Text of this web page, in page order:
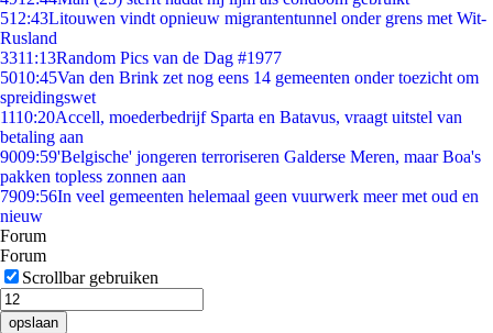
512:43Litouwen vindt opnieuw migrantentunnel onder grens met Wit-
Rusland
3311:13Random Pics van de Dag #1977
5010:45Van den Brink zet nog eens 14 gemeenten onder toezicht om
spreidingswet
1110:20Accell, moederbedrijf Sparta en Batavus, vraagt uitstel van
betaling aan
9009:59'Belgische' jongeren terroriseren Galderse Meren, maar Boa's
pakken topless zonnen aan
7909:56In veel gemeenten helemaal geen vuurwerk meer met oud en
nieuw
Forum
Forum
Scrollbar gebruiken
opslaan